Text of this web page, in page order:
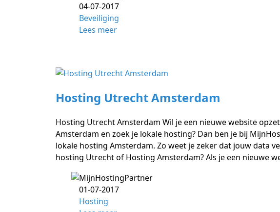
04-07-2017
Beveiliging
Lees meer
Hosting Utrecht Amsterdam
Hosting Utrecht Amsterdam Wil je een nieuwe website
Amsterdam en zoek je lokale hosting? Dan ben je bij
lokale hosting Amsterdam. Zo weet je zeker dat jouw data
hosting Utrecht of Hosting Amsterdam? Als je een nieuwe
01-07-2017
Hosting